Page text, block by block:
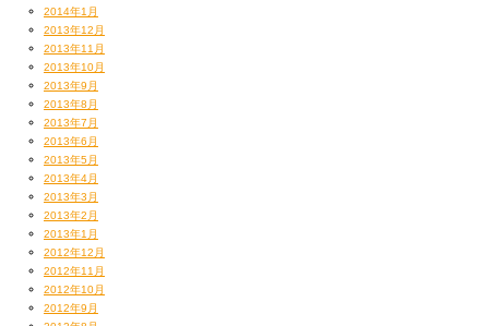
2014年1月
2013年12月
2013年11月
2013年10月
2013年9月
2013年8月
2013年7月
2013年6月
2013年5月
2013年4月
2013年3月
2013年2月
2013年1月
2012年12月
2012年11月
2012年10月
2012年9月